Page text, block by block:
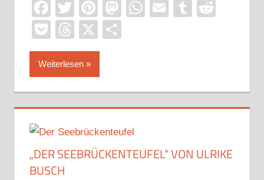
Facebook
TwitterPinterest
Mastodon
WhatsApp
EmailTumblr
PocketThreads
X
Weiterlesen
„DER SEEBRÜCKENTEUFEL“ VON ULRIKE
BUSCH